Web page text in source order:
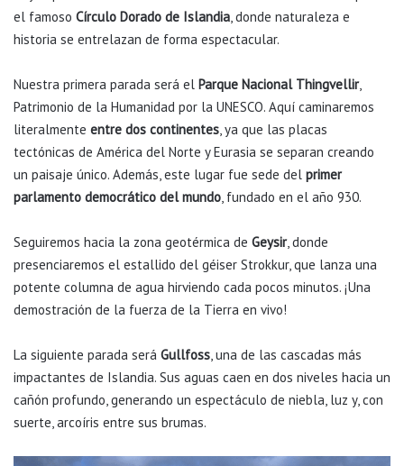
el famoso Círculo Dorado de Islandia, donde naturaleza e
historia se entrelazan de forma espectacular.
Nuestra primera parada será el Parque Nacional Thingvellir,
Patrimonio de la Humanidad por la UNESCO. Aquí caminaremos
literalmente entre dos continentes, ya que las placas
tectónicas de América del Norte y Eurasia se separan creando
un paisaje único. Además, este lugar fue sede del primer
parlamento democrático del mundo, fundado en el año 930.
Seguiremos hacia la zona geotérmica de Geysir, donde
presenciaremos el estallido del géiser Strokkur, que lanza una
potente columna de agua hirviendo cada pocos minutos. ¡Una
demostración de la fuerza de la Tierra en vivo!
La siguiente parada será Gullfoss, una de las cascadas más
impactantes de Islandia. Sus aguas caen en dos niveles hacia un
cañón profundo, generando un espectáculo de niebla, luz y, con
suerte, arcoíris entre sus brumas.